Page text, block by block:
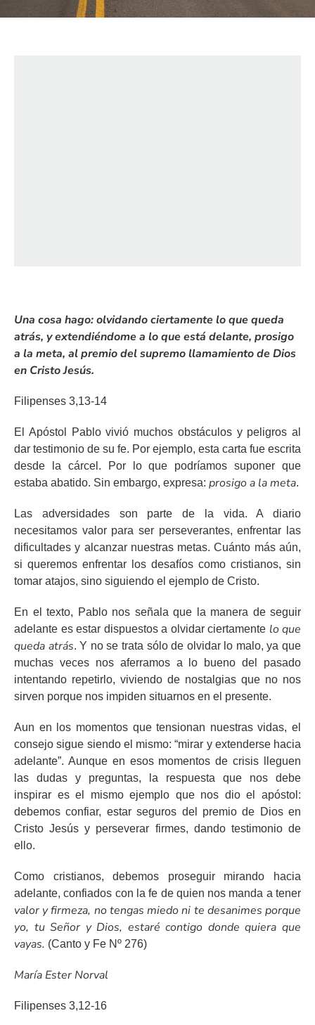
Una cosa hago: olvidando ciertamente lo que queda
atrás, y extendiéndome a lo que está delante, prosigo
a la meta, al premio del supremo llamamiento de Dios
en Cristo Jesús.
Filipenses 3,13-14
El Apóstol Pablo vivió muchos obstáculos y peligros al
dar testimonio de su fe. Por ejemplo, esta carta fue escrita
desde la cárcel. Por lo que podríamos suponer que
estaba abatido. Sin embargo, expresa: prosigo a la meta.
Las adversidades son parte de la vida. A diario
necesitamos valor para ser perseverantes, enfrentar las
dificultades y alcanzar nuestras metas. Cuánto más aún,
si queremos enfrentar los desafíos como cristianos, sin
tomar atajos, sino siguiendo el ejemplo de Cristo.
En el texto, Pablo nos señala que la manera de seguir
adelante es estar dispuestos a olvidar ciertamente lo que
queda atrás. Y no se trata sólo de olvidar lo malo, ya que
muchas veces nos aferramos a lo bueno del pasado
intentando repetirlo, viviendo de nostalgias que no nos
sirven porque nos impiden situarnos en el presente.
Aun en los momentos que tensionan nuestras vidas, el
consejo sigue siendo el mismo: “mirar y extenderse hacia
adelante”. Aunque en esos momentos de crisis lleguen
las dudas y preguntas, la respuesta que nos debe
inspirar es el mismo ejemplo que nos dio el apóstol:
debemos confiar, estar seguros del premio de Dios en
Cristo Jesús y perseverar firmes, dando testimonio de
ello.
Como cristianos, debemos proseguir mirando hacia
adelante, confiados con la fe de quien nos manda a tener
valor y firmeza, no tengas miedo ni te desanimes porque
yo, tu Señor y Dios, estaré contigo donde quiera que
vayas. (Canto y Fe Nº 276)
María Ester Norval
Filipenses 3,12-16